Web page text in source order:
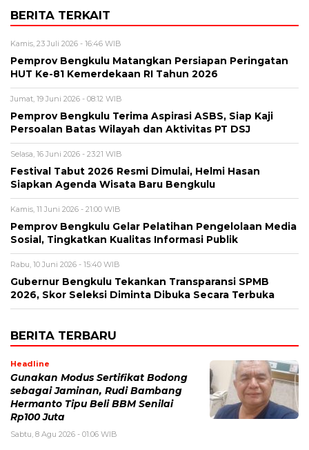
BERITA TERKAIT
Kamis, 23 Juli 2026 - 16:46 WIB
Pemprov Bengkulu Matangkan Persiapan Peringatan
HUT Ke-81 Kemerdekaan RI Tahun 2026
Jumat, 19 Juni 2026 - 08:12 WIB
Pemprov Bengkulu Terima Aspirasi ASBS, Siap Kaji
Persoalan Batas Wilayah dan Aktivitas PT DSJ
Selasa, 16 Juni 2026 - 23:21 WIB
Festival Tabut 2026 Resmi Dimulai, Helmi Hasan
Siapkan Agenda Wisata Baru Bengkulu
Kamis, 11 Juni 2026 - 21:00 WIB
Pemprov Bengkulu Gelar Pelatihan Pengelolaan Media
Sosial, Tingkatkan Kualitas Informasi Publik
Rabu, 10 Juni 2026 - 15:40 WIB
Gubernur Bengkulu Tekankan Transparansi SPMB
2026, Skor Seleksi Diminta Dibuka Secara Terbuka
BERITA TERBARU
Headline
Gunakan Modus Sertifikat Bodong
sebagai Jaminan, Rudi Bambang
Hermanto Tipu Beli BBM Senilai
Rp100 Juta
Sabtu, 8 Agu 2026 - 01:06 WIB